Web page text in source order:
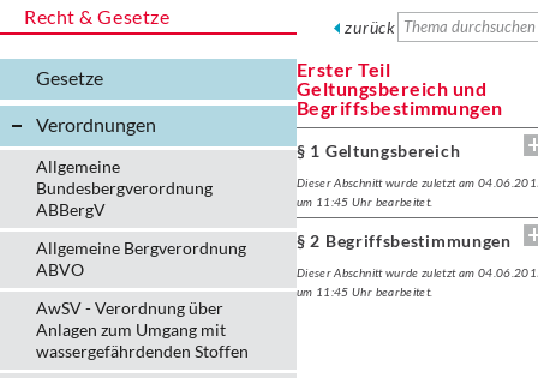
Recht & Gesetze
Gesetze
Verordnungen
Allgemeine
Bundesbergverordnung
ABBergV
Allgemeine Bergverordnung
ABVO
AwSV - Verordnung über
Anlagen zum Umgang mit
wassergefährdenden Stoffen
zurück
Erster Teil
Geltungsbereich und
Begriffsbestimmungen
§ 1 Geltungsbereich
Dieser Abschnitt wurde zuletzt am
um 11:45 Uhr bearbeitet.
§ 2 Begriffsbestimmungen
Dieser Abschnitt wurde zuletzt am
um 11:45 Uhr bearbeitet.